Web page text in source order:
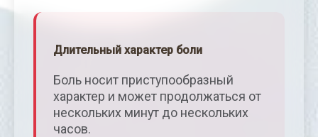
Длительный характер боли
Боль носит приступообразный
характер и может продолжаться от
нескольких минут до нескольких
часов.